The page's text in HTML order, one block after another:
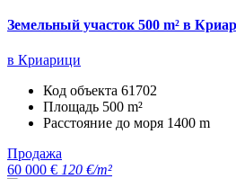
Земельный участок 500 m² в
в Криарици
Код объекта 61702
Площадь 500 m²
Расстояние до моря 1400 m
Продажа
60 000 € 120 €/m²